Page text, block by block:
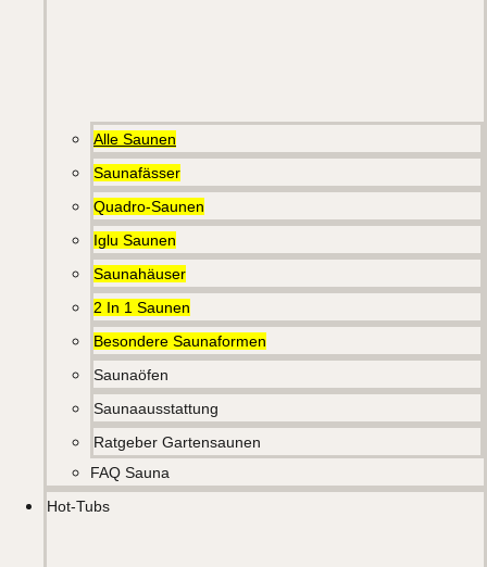
Alle Saunen
Saunafässer
Quadro-Saunen
Iglu Saunen
Saunahäuser
2 In 1 Saunen
Besondere Saunaformen
Saunaöfen
Saunaausstattung
Ratgeber Gartensaunen
FAQ Sauna
Hot-Tubs